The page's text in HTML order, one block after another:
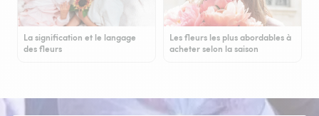
La signification et le langage
des fleurs
Les fleurs les plus abordables à
acheter selon la saison